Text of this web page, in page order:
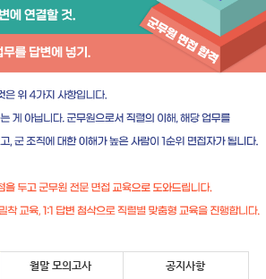
월말 모의고사 공지사항